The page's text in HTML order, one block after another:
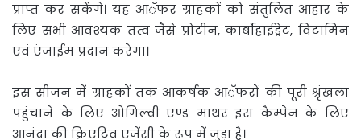
प्राप्त कर सकेंगे। यह आॅफर ग्राहकों को संतुलित आहार के
लिए सभी आवश्यक तत्व जैसे प्रोटीन, कार्बोहाईड्रेट, विटामिन
एवं एंजाईम प्रदान करेगा।
इस सीज़न में ग्राहकों तक आकर्षक आॅफरों की पूरी श्रृंखला
पहुंचाने के लिए ओगिल्वी एण्ड माथर इस कैम्पेन के लिए
आनंदा की क्रिएटिव एजेंसी के रूप में जुड़ा है।